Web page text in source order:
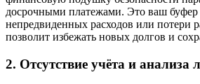
досрочными платежами. Это ваш буфер
непредвиденных расходов или потери
позволит избежать новых долгов и
2. Отсутствие учёта и анализа